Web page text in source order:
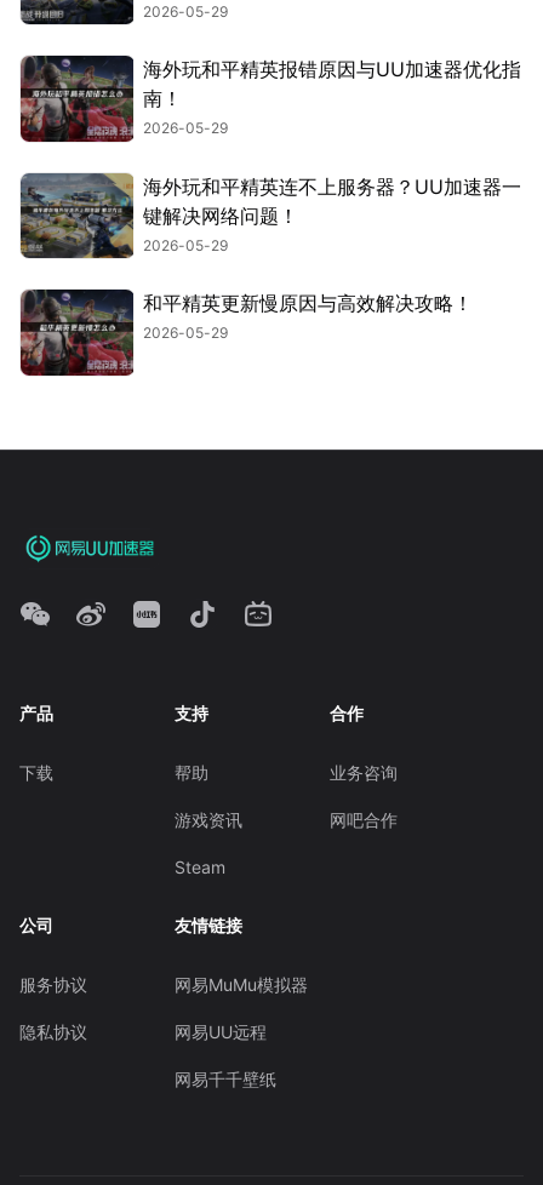
2026-05-29
海外玩和平精英报错原因与UU加速器优化指
南！
2026-05-29
海外玩和平精英连不上服务器？UU加速器一
键解决网络问题！
2026-05-29
和平精英更新慢原因与高效解决攻略！
2026-05-29
产品
下载
支持
帮助
游戏资讯
Steam
合作
业务咨询
网吧合作
公司
服务协议
隐私协议
友情链接
网易MuMu模拟器
网易UU远程
网易千千壁纸